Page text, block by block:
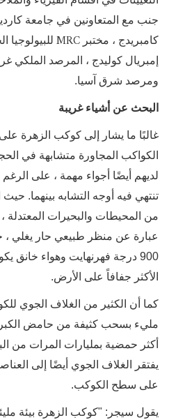
جنب مع المتعاونين في جامعة
كامبريدج ، مختبر MRC للبيولوجيا
إمبريال كوليدج ، المرصد الملكي
ومرصد شرق آسيا.
البحث عن أشياء غريبة
غالبًا ما يشار إلى كوكب الزهرة
الكواكب المجاورة متشابهة في
لديهم أيضًا أجواء مهمة ، على
تنتهي فيه أوجه التشابه بينهما.
من المحيطات والبحيرات
عبارة عن منظر طبيعي حار يغلي
900 درجة فهرنهايت وهواء خانق
الأكثر جفافاً على الأرض.
كما أن الكثير من الغلاف الجوي
مليء بسحب كثيفة من حامض
أكثر حمضية بمليارات المرات من
يفتقر الغلاف الجوي أيضًا إلى
على سطح الكوكب.
يقول سيجر: "كوكب الزهرة بيئة